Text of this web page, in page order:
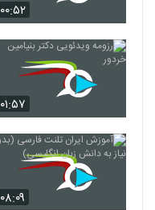
۰۰:۵۲
۰۱:۵۷
۰۸:۰۹